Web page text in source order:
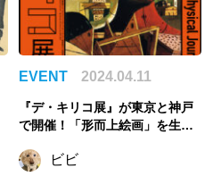
EVENT 2024.04.11
『デ・キリコ展』が東京と神戸
で開催！「形而上絵画」を生み
ビビ